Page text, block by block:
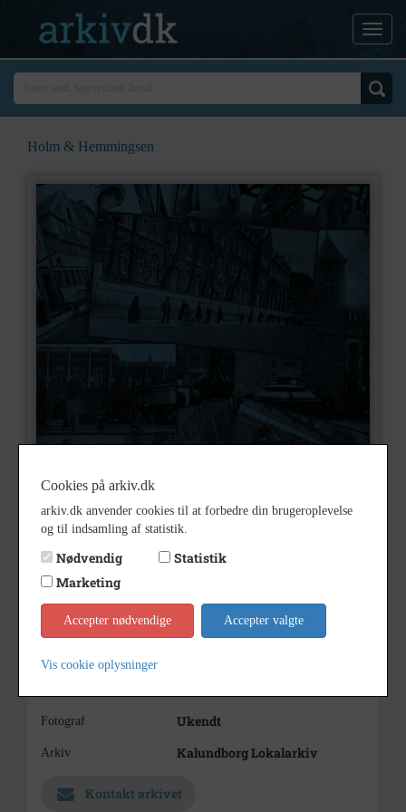
Holm & Hemmingsen
Nummer G23167
Beskrivelse Holm & Hemmingsen
Årstal
Fotograf Ukendt
Arkiv Kalundborg Lokalarkiv
Kontakt arkivet
Cookies på arkiv.dk
arkiv.dk anvender cookies til at forbedre din brugeroplevelse
og til indsamling af statistik.
Nødvendig
Statistik
Marketing
Accepter nødvendige Accepter valgte
Vis cookie oplysninger